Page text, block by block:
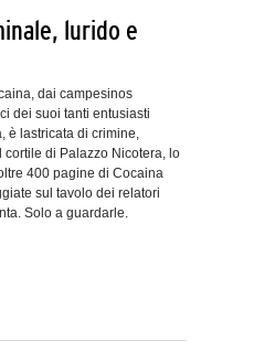
lurido e
dai campesinos
dei suoi tanti entusiasti
è lastricata di crimine,
di Palazzo Nicotera, lo
400 pagine di Cocaina
sul tavolo dei relatori
Solo a guardarle.